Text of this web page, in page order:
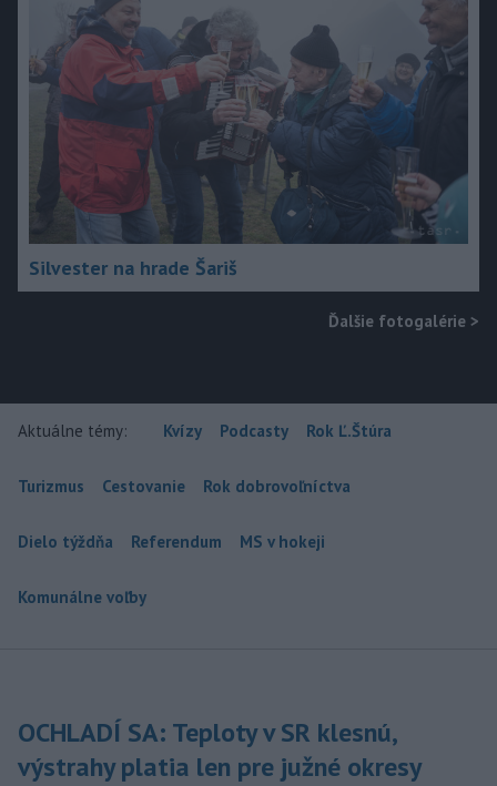
Silvester na hrade Šariš
Ďalšie fotogalérie >
Aktuálne témy: Kvízy Podcasty Rok Ľ.Štúra
Turizmus Cestovanie Rok dobrovoľníctva
Dielo týždňa Referendum MS v hokeji
Komunálne voľby
OCHLADÍ SA: Teploty v SR klesnú,
výstrahy platia len pre južné okresy